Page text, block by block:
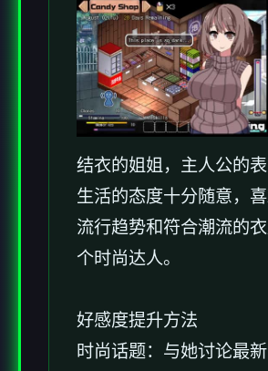
结衣的姐姐，主人公的
生活的态度十分随意，
流行趋势和符合潮流的
个时尚达人。
好感度提升方法
时尚话题：与她讨论最